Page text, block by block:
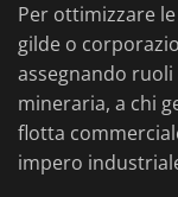
Per ottimizzare
gilde o
assegnando ruoli
mineraria, a chi
flotta
impero